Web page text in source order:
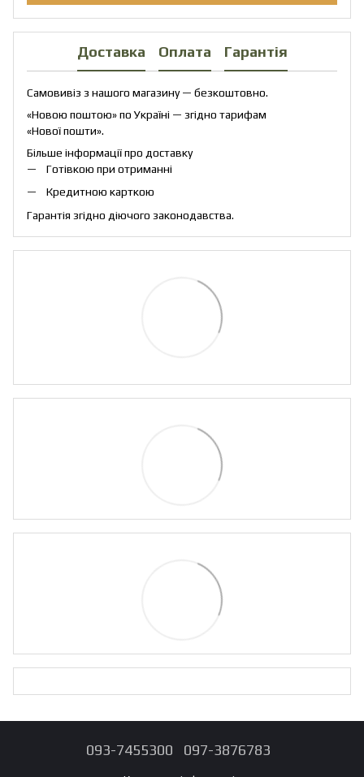
Доставка Оплата Гарантія
Самовивіз з нашого магазину — безкоштовно.
«Новою поштою» по Україні — згідно тарифам
«Нової пошти».
Більше інформації про доставку
Готівкою при отриманні
Кредитною карткою
Гарантія згідно діючого законодавства.
093-7455300 097-3876783